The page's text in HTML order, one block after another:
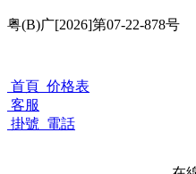
粤(B)广[2026]第07-22-878号
首頁 价格表
客服
掛號 電話